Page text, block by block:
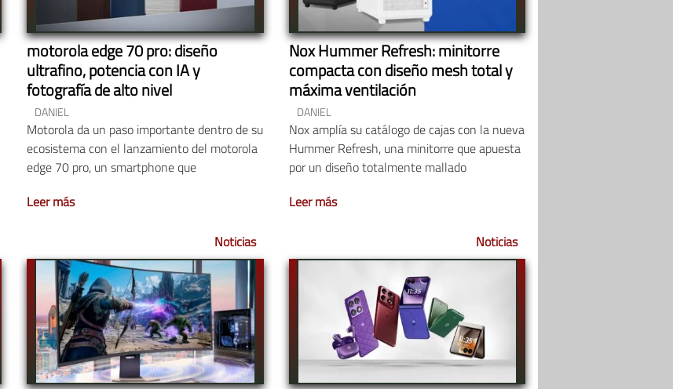
motorola edge 70 pro: diseño
ultrafino, potencia con IA y
fotografía de alto nivel
DANIEL
Motorola da un paso importante dentro de su
ecosistema con el lanzamiento del motorola
edge 70 pro, un smartphone que
Leer más
Nox Hummer Refresh: minitorre
compacta con diseño mesh total y
máxima ventilación
DANIEL
Nox amplía su catálogo de cajas con la nueva
Hummer Refresh, una minitorre que apuesta
por un diseño totalmente mallado
Leer más
Noticias Noticias